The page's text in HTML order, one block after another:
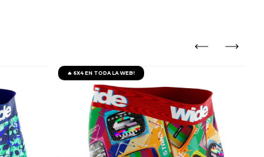
🔥 6X4 EN TODA LA WEB!